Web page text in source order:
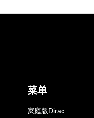
菜单
家庭版Dirac